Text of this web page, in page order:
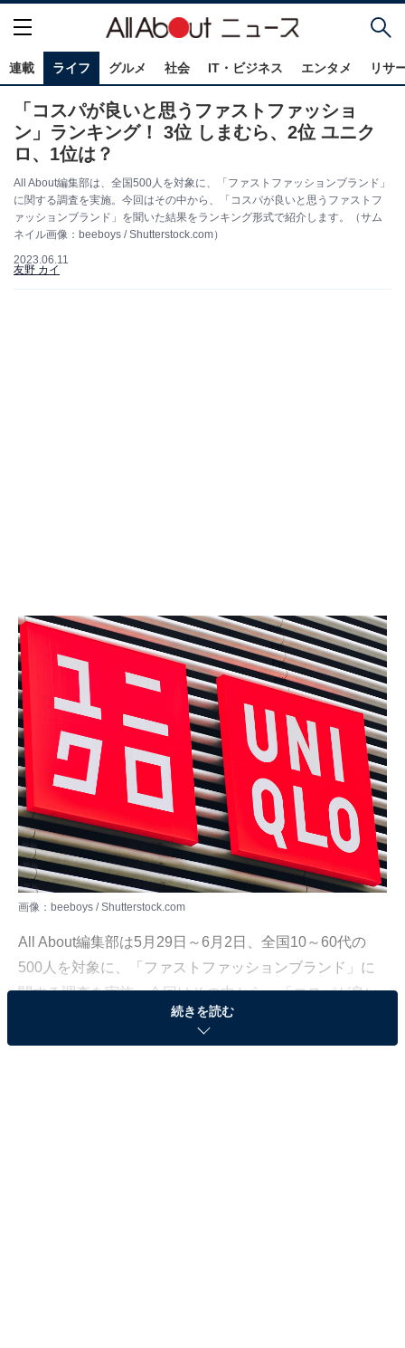
連載 ライフ グルメ 社会 IT・ビジネス エンタメ リサ
「コスパが良いと思うファストファッショ
ン」ランキング！ 3位 しまむら、2位 ユニク
ロ、1位は？
All About編集部は、全国500人を対象に、「ファストファッションブランド」
に関する調査を実施。今回はその中から、「コスパが良いと思うファストフ
ァッションブランド」を聞いた結果をランキング形式で紹介します。（サム
ネイル画像：beeboys / Shutterstock.com）
2023.06.11
友野 カイ
画像：beeboys / Shutterstock.com
All About編集部は5月29日～6月2日、全国10～60代の
500人を対象に、「ファストファッションブランド」に
関する調査を実施。今回はその中から、「コスパが良い
と思うファストファッションブランド」を聞いた結果を
ランキング形式で紹介します。
続きを読む